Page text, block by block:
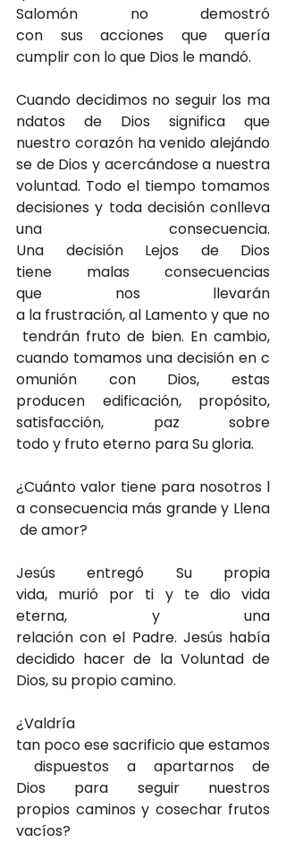
Salomón no demostró
con sus acciones que quería
cumplir con lo que Dios le mandó.
Cuando decidimos no seguir los ma
ndatos de Dios significa que
nuestro corazón ha venido alejándo
se de Dios y acercándose a nuestra
voluntad. Todo el tiempo tomamos
decisiones y toda decisión conlleva
una consecuencia.
Una decisión Lejos de Dios
tiene malas consecuencias
que nos llevarán
a la frustración, al Lamento y que no
tendrán fruto de bien. En cambio,
cuando tomamos una decisión en c
omunión con Dios, estas
producen edificación, propósito,
satisfacción, paz sobre
todo y fruto eterno para Su gloria.
¿Cuánto valor tiene para nosotros l
a consecuencia más grande y Llena
de amor?
Jesús entregó Su propia
vida, murió por ti y te dio vida
eterna, y una
relación con el Padre. Jesús había
decidido hacer de la Voluntad de
Dios, su propio camino.
¿Valdría
tan poco ese sacrificio que estamos
dispuestos a apartarnos de
Dios para seguir nuestros
propios caminos y cosechar frutos
vacíos?